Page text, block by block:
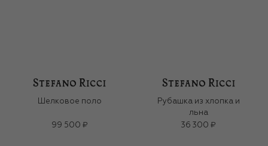
Шелковое поло
99 500 ₽
Рубашка из хлопка и
льна
36 300 ₽